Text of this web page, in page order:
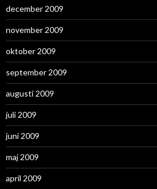
december 2009
november 2009
oktober 2009
september 2009
augusti 2009
juli 2009
juni 2009
maj 2009
april 2009